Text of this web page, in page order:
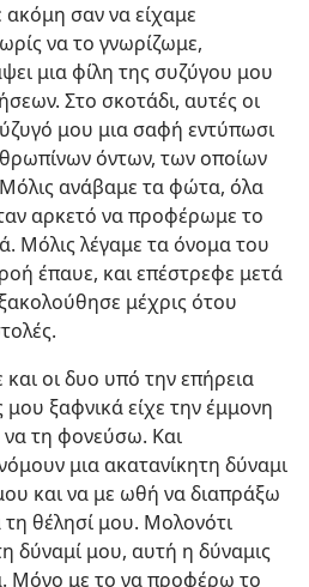
σαν να είχαμε
να το γνωρίζωμε,
μια φίλη της συζύγου μου
Στο σκοτάδι, αυτές οι
μου μια σαφή εντύπωσι
όντων, των οποίων
Μόλις ανάβαμε τα φώτα, όλα
αρκετό να προφέρωμε το
Μόλις λέγαμε τα όνομα του
έπαυε, και επέστρεφε μετά
μέχρις ότου
οι δυο υπό την επήρεια
ξαφνικά είχε την έμμονη
να τη φονεύσω. Και
μια ακατανίκητη δύναμι
και να με ωθή να διαπράξω
θέλησί μου. Μολονότι
δύναμί μου, αυτή η δύναμις
Μόνο με το να προφέρω το